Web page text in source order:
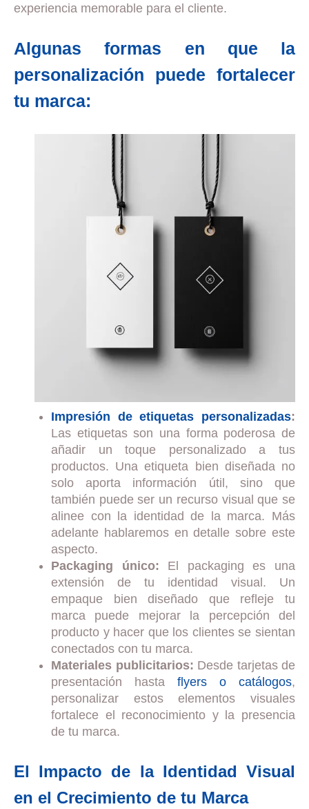
experiencia memorable para el cliente.
Algunas formas en que la
personalización puede fortalecer
tu marca:
Impresión de etiquetas personalizadas:
Las etiquetas son una forma poderosa de
añadir un toque personalizado a tus
productos. Una etiqueta bien diseñada no
solo aporta información útil, sino que
también puede ser un recurso visual que se
alinee con la identidad de la marca. Más
adelante hablaremos en detalle sobre este
aspecto.
Packaging único: El packaging es una
extensión de tu identidad visual. Un
empaque bien diseñado que refleje tu
marca puede mejorar la percepción del
producto y hacer que los clientes se sientan
conectados con tu marca.
Materiales publicitarios: Desde tarjetas de
presentación hasta flyers o catálogos,
personalizar estos elementos visuales
fortalece el reconocimiento y la presencia
de tu marca.
El Impacto de la Identidad Visual
en el Crecimiento de tu Marca